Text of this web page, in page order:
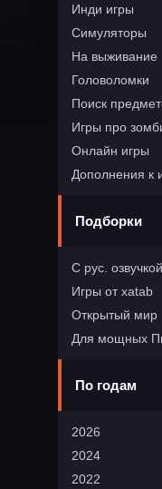
Инди игры
Симуляторы
На выживание
Головоломки
Поиск
Игры про
Онлайн игры
Дополнения к
Подборки
С рус. озвучкой
Игры от xatab
Открытый мир
Для мощных
По годам
2026
2024
2022